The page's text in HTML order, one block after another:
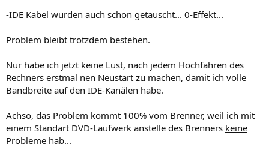
-IDE Kabel wurden auch schon getauscht... 0-Effekt...
Problem bleibt trotzdem bestehen.
Nur habe ich jetzt keine Lust, nach jedem Hochfahren des
Rechners erstmal nen Neustart zu machen, damit ich volle
Bandbreite auf den IDE-Kanälen habe.
Achso, das Problem kommt 100% vom Brenner, weil ich mit
einem Standart DVD-Laufwerk anstelle des Brenners keine
Probleme hab...